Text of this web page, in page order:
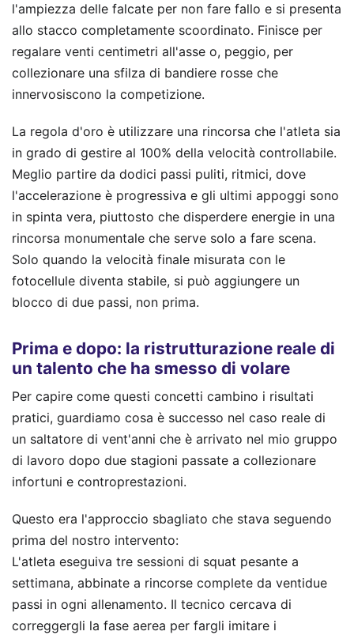
l'ampiezza delle falcate per non fare fallo e si presenta
allo stacco completamente scoordinato. Finisce per
regalare venti centimetri all'asse o, peggio, per
collezionare una sfilza di bandiere rosse che
innervosiscono la competizione.
La regola d'oro è utilizzare una rincorsa che l'atleta sia
in grado di gestire al 100% della velocità controllabile.
Meglio partire da dodici passi puliti, ritmici, dove
l'accelerazione è progressiva e gli ultimi appoggi sono
in spinta vera, piuttosto che disperdere energie in una
rincorsa monumentale che serve solo a fare scena.
Solo quando la velocità finale misurata con le
fotocellule diventa stabile, si può aggiungere un
blocco di due passi, non prima.
Prima e dopo: la ristrutturazione reale di
un talento che ha smesso di volare
Per capire come questi concetti cambino i risultati
pratici, guardiamo cosa è successo nel caso reale di
un saltatore di vent'anni che è arrivato nel mio gruppo
di lavoro dopo due stagioni passate a collezionare
infortuni e controprestazioni.
Questo era l'approccio sbagliato che stava seguendo
prima del nostro intervento:
L'atleta eseguiva tre sessioni di squat pesante a
settimana, abbinate a rincorse complete da ventidue
passi in ogni allenamento. Il tecnico cercava di
correggergli la fase aerea per fargli imitare i